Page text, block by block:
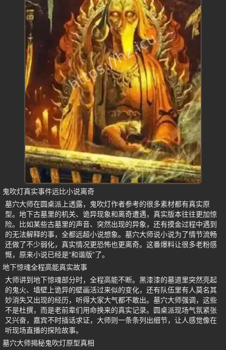
鬼吹灯真实事件远比小说离奇
墓穴大师在圆桌派上透露，鬼吹灯作者参考的很多素材都有真实原
型。地下古墓里的机关、诡异现象和离奇遭遇，真实版本往往更加惊
险。比如某些古墓里的声音、突然出现的异象，还有摸金过程中遇到
的无法解释的事，全都远超小说想象。墓穴大师说小说为了情节流畅
还做了不少弱化，真实情况更恐怖也更离奇。这番爆料让很多老粉感
慨，原来小说已经是“和谐版”了。
地下惊魂全程高能真实故事
大师讲到地下惊魂部分时，全程高能不断。黑漆漆的墓道里突然亮起
的鬼火、墙壁上诡异的壁画活过来似的变化，还有队伍里有人莫名其
妙消失又出现的经历，听得大家大气都不敢出。墓穴大师强调，这些
不是杜撰，而是老前辈们用命换来的真实记录。圆桌派现场气氛紧张
又兴奋，嘉宾不时插话求证，大师则一条条列出细节，让人感觉像在
听现场直播的探险故事。
墓穴大师揭秘鬼吹灯原型真相